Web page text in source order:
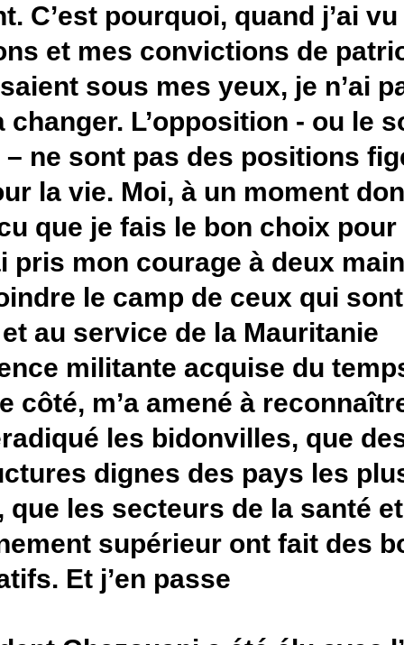
comptent. C’est pourquoi,
aspirations et mes
concrétisaient sous mes
instant à changer.
majorité – ne sont pas des
choix pour la vie. Moi, à un
convaincu que je fais le
pays, j’ai pris mon courage
parti rejoindre le camp de
l’action et au service de la
L’expérience militante
de l’autre côté, m’a amené
pays a éradiqué les
infrastructures dignes des
existent, que les secteurs
l’enseignement supérieur
significatifs. Et j’en passe.